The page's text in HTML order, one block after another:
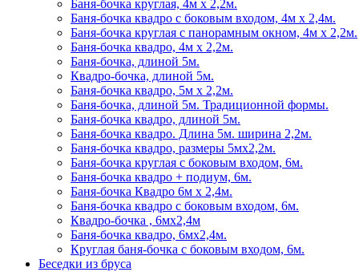
Баня-бочка круглая, 4м х 2,2м.
Баня-бочка квадро с боковым входом, 4м х 2,4м.
Баня-бочка круглая с панорамным окном, 4м х 2,2м.
Баня-бочка квадро, 4м х 2,2м.
Баня-бочка, длиной 5м.
Квадро-бочка, длиной 5м.
Баня-бочка квадро, 5м х 2,2м.
Баня-бочка, длиной 5м. Традиционной формы.
Баня-бочка квадро, длиной 5м.
Баня-бочка квадро. Длина 5м. ширина 2,2м.
Баня-бочка квадро, размеры 5мх2,2м.
Баня-бочка круглая с боковым входом, 6м.
Баня-бочка квадро + подиум, 6м.
Баня-бочка Квадро 6м х 2,4м.
Баня-бочка квадро с боковым входом, 6м.
Квадро-бочка , 6мх2,4м
Баня-бочка квадро, 6мх2,4м.
Круглая баня-бочка с боковым входом, 6м.
Беседки из бруса